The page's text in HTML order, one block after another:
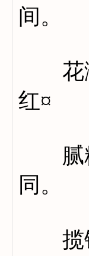
间。
花渐
红¤
腻粉
同。
揽镜